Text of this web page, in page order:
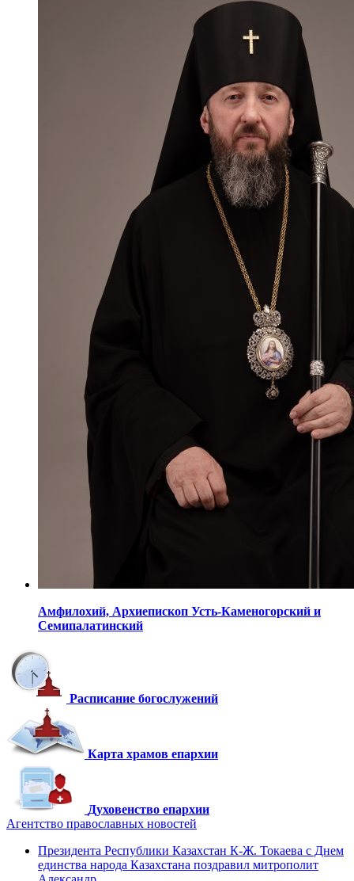
Амфилохий, Архиепископ Усть-Каменогорский и
Семипалатинский
Расписание богослужений
Карта храмов епархии
Духовенство епархии
Агентство православных новостей
Президента Республики Казахстан К-Ж. Токаева с Днем
единства народа Казахстана поздравил митрополит